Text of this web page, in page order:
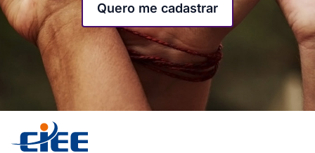
Quero me cadastrar